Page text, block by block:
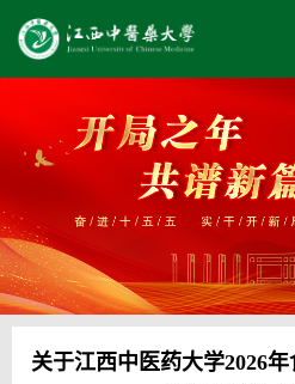
关于江西中医药大学2026